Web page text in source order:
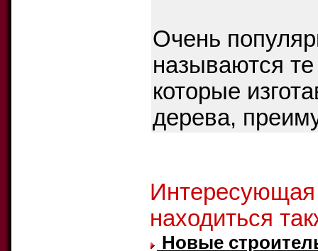
Очень
называются
которые
дерева,
находиться
Новые